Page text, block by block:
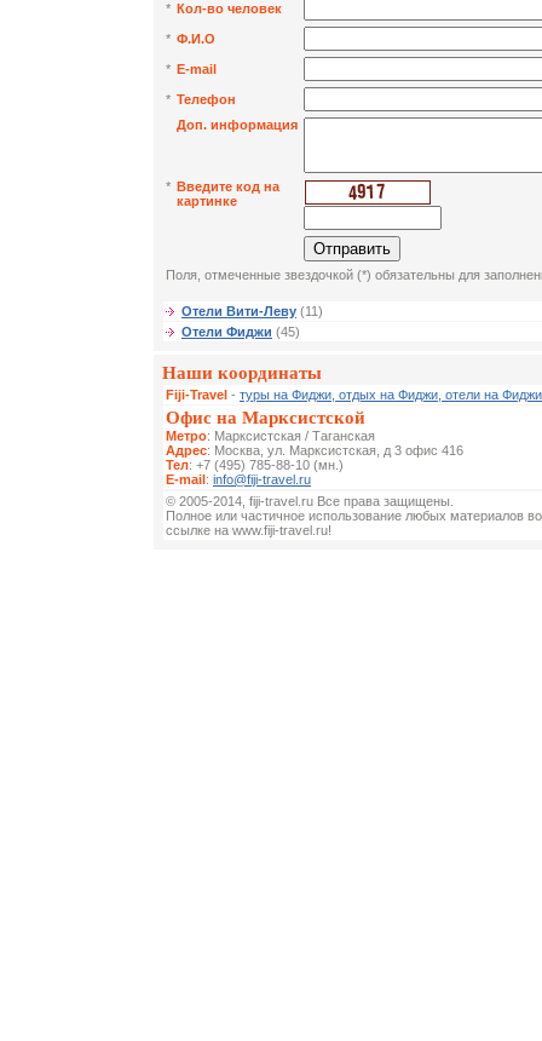
* Кол-во человек
* Ф.И.О
* E-mail
* Телефон
Доп. информация
* Введите код на
картинке
Поля, отмеченные звездочкой (*) обязательны для
Отели Вити-Леву (11)
Отели Фиджи (45)
Наши координаты
Fiji-Travel - туры на Фиджи, отдых на Фиджи, отели на
Офис на Марксистской
Метро: Марксистская / Таганская
Адрес: Москва, ул. Марксистская, д 3 офис 416
Тел: +7 (495) 785-88-10 (мн.)
E-mail: info@fiji-travel.ru
© 2005-2014, fiji-travel.ru Все права защищены.
Полное или частичное использование любых материалов
ссылке на www.fiji-travel.ru!